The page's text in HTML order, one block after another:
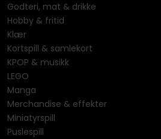
Godteri, mat & drikke
Hobby & fritid
Klær
Kortspill & samlekort
KPOP & musikk
LEGO
Manga
Merchandise & effekter
Miniatyrspill
Puslespill